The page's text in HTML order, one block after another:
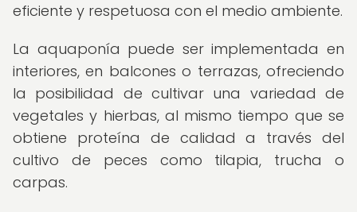
eficiente y respetuosa con el medio ambiente.
La aquaponía puede ser implementada en
interiores, en balcones o terrazas, ofreciendo
la posibilidad de cultivar una variedad de
vegetales y hierbas, al mismo tiempo que se
obtiene proteína de calidad a través del
cultivo de peces como tilapia, trucha o
carpas.